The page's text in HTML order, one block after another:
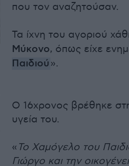
που τον αναζητούσαν.
Τα ίχνη του αγοριού
Μύκονο, όπως είχε
Παιδιού».
Ο 16χρονος βρέθηκε
υγεία του.
« To Χαμόγελο του
Γιώργο και την